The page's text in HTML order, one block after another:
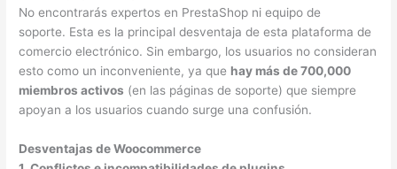
No encontrarás expertos en PrestaShop ni equipo de
soporte. Esta es la principal desventaja de esta plataforma de
comercio electrónico. Sin embargo, los usuarios no consideran
esto como un inconveniente, ya que hay más de 700,000
miembros activos (en las páginas de soporte) que siempre
apoyan a los usuarios cuando surge una confusión.
Desventajas de Woocommerce